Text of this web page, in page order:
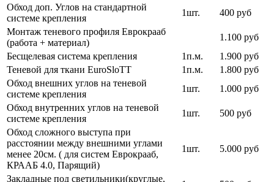
Обход доп. Углов на стандартной
системе крепления
1шт.
400 руб
Монтаж теневого профиля Еврокрааб
(работа + материал)
1.100 руб
Бесщелевая система крепления
1п.м.
1.900 руб
Теневой для ткани EuroSloTT
1п.м.
1.800 руб
Обход внешних углов на теневой
системе крепления
1шт.
1.000 руб
Обход внутренних углов на теневой
системе крепления
1шт.
500 руб
Обход сложного выступа при
расстоянии между внешними углами
менее 20см. ( для систем Еврокрааб,
КРААБ 4.0, Парящий)
1шт. 5.000 руб
Закладные под светильники(круглые,